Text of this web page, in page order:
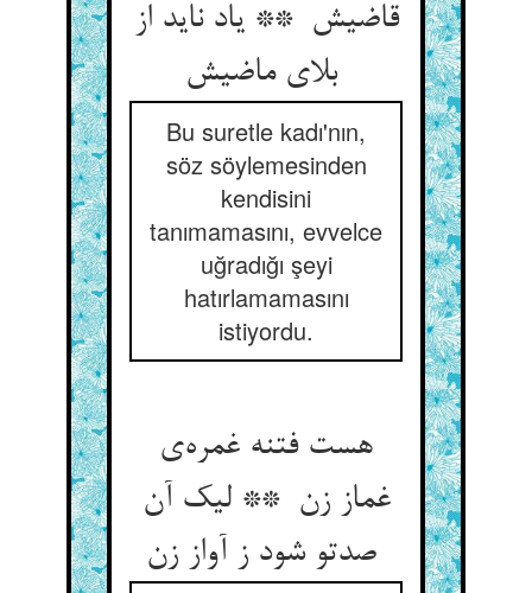
قاضیش ** یاد ناید از
بلای ماضیش
Bu suretle kadı'nın,
söz söylemesinden
kendisini
tanımamasını, evvelce
uğradığı şeyi
hatırlamamasını
istiyordu.
هست فتنه غمره‌ی
غماز زن ** لیک آن